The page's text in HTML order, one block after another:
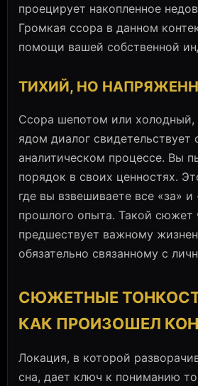
проецирует накопленное
Громкая ссора в данном
помощи вашей собственной
ТИХИЙ, НО
Ссора шепотом или холодный,
ядом диалог свидетельствует
аналитическом процессе. Вы
порядок в своих ценностях.
где вы взвешиваете все «за» и
прошлого опыта. Такой сюжет
предшествует важному
обязательно связанному с
СЮЖЕТНЫЕ
КАК ПРОИЗОШЕЛ
Локация, в которой
сна, дает ключ к пониманию